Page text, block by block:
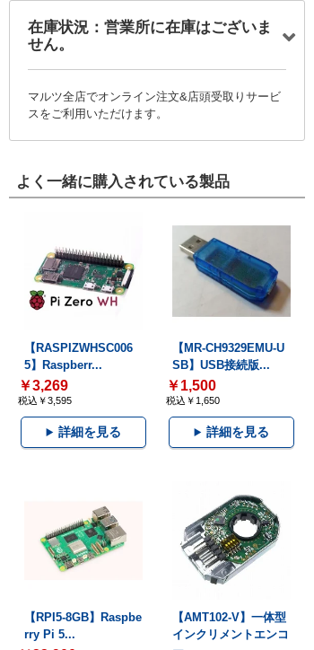
在庫状況：営業所に在庫はございま
せん。
マルツ全店でオンライン注文&店頭受取りサービ
スをご利用いただけます。
よく一緒に購入されている製品
【RASPIZWHSC006
5】Raspberr...
￥3,269
税込￥3,595
詳細を見る
【MR-CH9329EMU-U
SB】USB接続版...
￥1,500
税込￥1,650
詳細を見る
【RPI5-8GB】Raspbe
rry Pi 5...
【AMT102-V】一体型
インクリメントエンコ